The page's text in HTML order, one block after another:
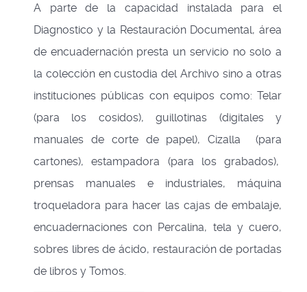
A parte de la capacidad instalada para el
Diagnostico y la Restauración Documental, área
de encuadernación presta un servicio no solo a
la colección en custodia del Archivo sino a otras
instituciones públicas con equipos como: Telar
(para los cosidos), guillotinas (digitales y
manuales de corte de papel), Cizalla (para
cartones), estampadora (para los grabados),
prensas manuales e industriales, máquina
troqueladora para hacer las cajas de embalaje,
encuadernaciones con Percalina, tela y cuero,
sobres libres de ácido, restauración de portadas
de libros y Tomos.